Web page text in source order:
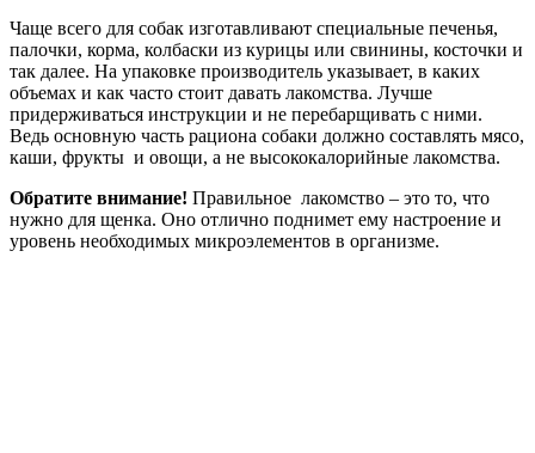
Чаще всего для собак изготавливают специальные печенья,
палочки, корма, колбаски из курицы или свинины, косточки и
так далее. На упаковке производитель указывает, в каких
объемах и как часто стоит давать лакомства. Лучше
придерживаться инструкции и не перебарщивать с ними.
Ведь основную часть рациона собаки должно составлять мясо,
каши, фрукты и овощи, а не высококалорийные лакомства.
Обратите внимание! Правильное лакомство – это то, что
нужно для щенка. Оно отлично поднимет ему настроение и
уровень необходимых микроэлементов в организме.